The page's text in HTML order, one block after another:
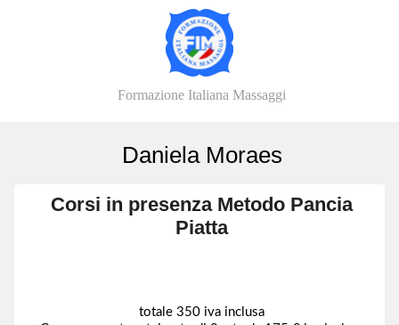
Formazione Italiana Massaggi
Daniela Moraes
Corsi in presenza Metodo Pancia
Piatta
totale 350 iva inclusa